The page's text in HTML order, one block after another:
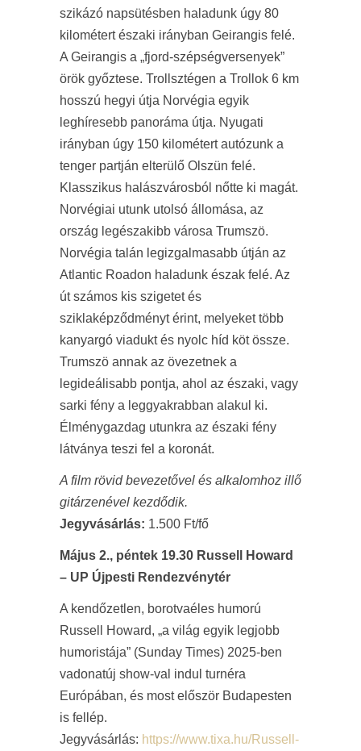
szikázó napsütésben haladunk úgy 80
kilométert északi irányban Geirangis felé.
A Geirangis a „fjord-szépségversenyek”
örök győztese. Trollsztégen a Trollok 6 km
hosszú hegyi útja Norvégia egyik
leghíresebb panoráma útja. Nyugati
irányban úgy 150 kilométert autózunk a
tenger partján elterülő Olszün felé.
Klasszikus halászvárosból nőtte ki magát.
Norvégiai utunk utolsó állomása, az
ország legészakibb városa Trumszö.
Norvégia talán legizgalmasabb útján az
Atlantic Roadon haladunk észak felé. Az
út számos kis szigetet és
sziklaképződményt érint, melyeket több
kanyargó viadukt és nyolc híd köt össze.
Trumszö annak az övezetnek a
legideálisabb pontja, ahol az északi, vagy
sarki fény a leggyakrabban alakul ki.
Élménygazdag utunkra az északi fény
látványa teszi fel a koronát.
A film rövid bevezetővel és alkalomhoz illő
gitárzenével kezdődik.
Jegyvásárlás: 1.500 Ft/fő
Május 2., péntek 19.30 Russell Howard
– UP Újpesti Rendezvénytér
A kendőzetlen, borotvaéles humorú
Russell Howard, „a világ egyik legjobb
humoristája” (Sunday Times) 2025-ben
vadonatúj show-val indul turnéra
Európában, és most először Budapesten
is fellép.
Jegyvásárlás: https://www.tixa.hu/Russell-